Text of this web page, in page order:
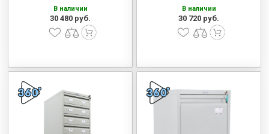
В наличии
30 480 руб.
В наличии
30 720 руб.